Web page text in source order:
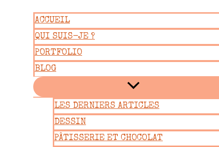
contenu
ACCUEIL
QUI SUIS-JE ?
PORTFOLIO
BLOG
LES DERNIERS ARTICLES
DESSIN
PÂTISSERIE ET CHOCOLAT